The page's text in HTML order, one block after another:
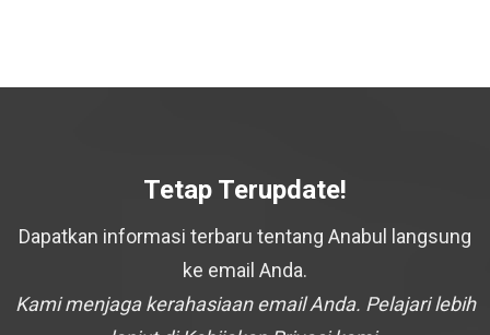
Tetap Terupdate!
Dapatkan informasi terbaru tentang Anabul langsung
ke email Anda.
Kami menjaga kerahasiaan email Anda. Pelajari lebih